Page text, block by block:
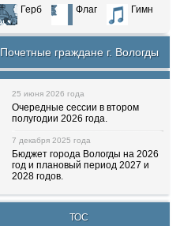
Герб Флаг Гимн
Почетные граждане г. Вологды
25 июня 2026 года
Очередные сессии в втором
полугодии 2026 года.
7 декабря 2025 года
Бюджет города Вологды на 2026
год и плановый период 2027 и
2028 годов.
ТОС